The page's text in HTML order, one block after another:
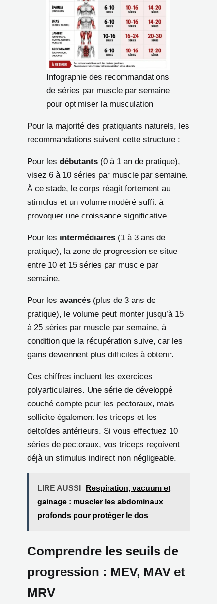
Infographie des recommandations
de séries par muscle par semaine
pour optimiser la musculation
Pour la majorité des pratiquants naturels, les
recommandations suivent cette structure :
Pour les débutants (0 à 1 an de pratique),
visez 6 à 10 séries par muscle par semaine.
À ce stade, le corps réagit fortement au
stimulus et un volume modéré suffit à
provoquer une croissance significative.
Pour les intermédiaires (1 à 3 ans de
pratique), la zone de progression se situe
entre 10 et 15 séries par muscle par
semaine.
Pour les avancés (plus de 3 ans de
pratique), le volume peut monter jusqu’à 15
à 25 séries par muscle par semaine, à
condition que la récupération suive, car les
gains deviennent plus difficiles à obtenir.
Ces chiffres incluent les exercices
polyarticulaires. Une série de développé
couché compte pour les pectoraux, mais
sollicite également les triceps et les
deltoïdes antérieurs. Si vous effectuez 10
séries de pectoraux, vos triceps reçoivent
déjà un stimulus indirect non négligeable.
LIRE AUSSI
Respiration, vacuum et
gainage : muscler les abdominaux
profonds pour protéger le dos
Comprendre les seuils de
progression : MEV, MAV et
MRV